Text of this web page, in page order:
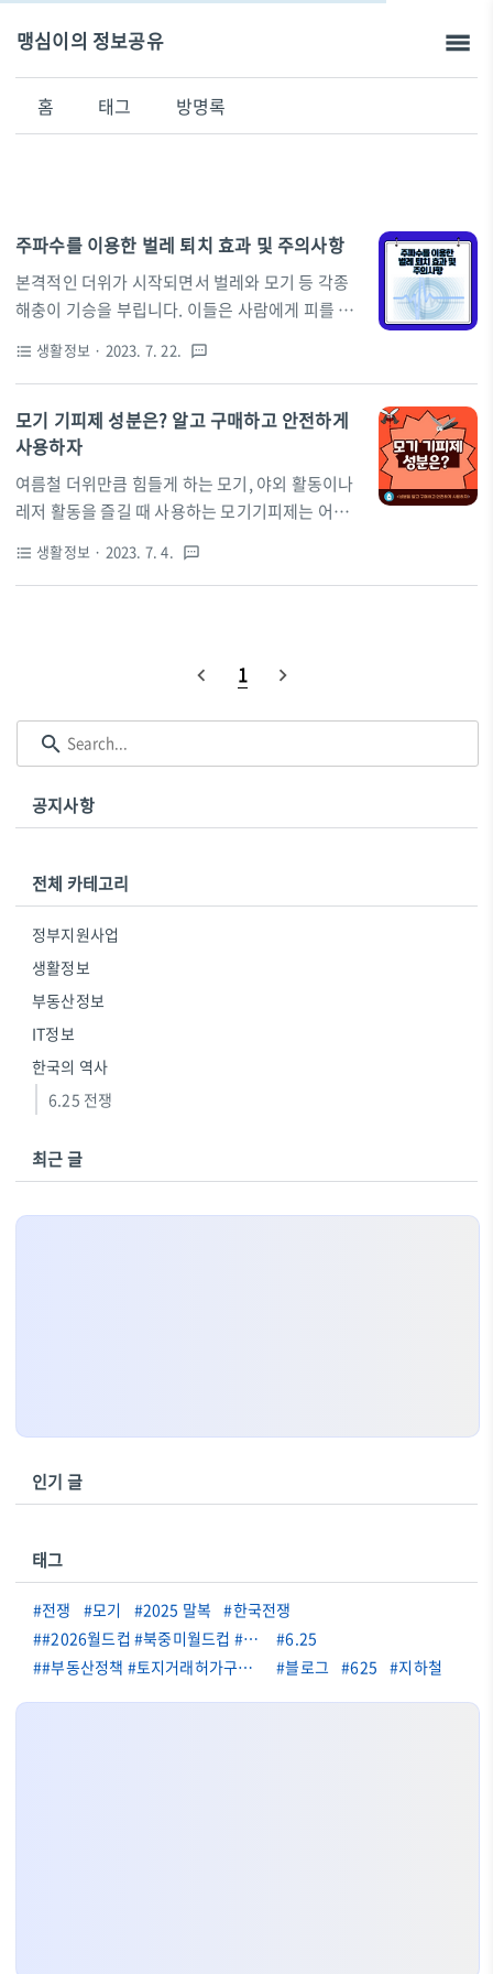
맹심이의 정보공유
홈 태그 방명록
주파수를 이용한 벌레 퇴치 효과 및 주의사항
본격적인 더위가 시작되면서 벌레와 모기 등 각종
해충이 기승을 부립니다. 이들은 사람에게 피를 빨
협하기도 합니다. 따라서 해충을 효과적으로 퇴치
하는 방법을 찾는 것은 여름철 필수입니다. 몸에 해
로운 스프레이나 향은 되도록 쓰지 않으려고 찾아
보니 주파수를 이용하면 벌레를 퇴치할 수 있다는
방법을 알게 되어 알아보았습니다. 주파수를 활용
한 벌레 퇴치의 원리 주파수를 활용한 벌레 퇴치는
되기 시작했으며, 1970년대부터는 상업적으로 판
매되기 시작 벌레가 특정 주파수를 싫어하는 성질
이 주파수는 벌레의 청각에 매우 민감하..
format_list_bulleted 생활정보 · 2023. 7. 22. textsms
모기 기피제 성분은? 알고 구매하고 안전하게
사용하자
여름철 더위만큼 힘들게 하는 모기, 야외 활동이나
레저 활동을 즐길 때 사용하는 모기기피제는 어떤
피제에는 어떤 성분이 있는지 알아보려고 합니다.
# 모기기피제는 무엇일까? 모기기피제는 말 그대
못하도록 막아주는 용도로 사용되고 있습니다. 의
이 있습니다. # 모기기피제 성분 모기 기피제 성분
은 크게 화학적 성분과 천연 성분으로 나뉩니다. 화
리딘, 피리트로이드, 이소프로필 메틸피라졸, 부틸
들은 모기와 진드기, 파리 등을 ..
format_list_bulleted 생활정보 · 2023. 7. 4. textsms
1
공지사항
전체 카테고리
정부지원사업
생활정보
부동산정보
IT정보
한국의 역사
6.25 전쟁
최근 글
인기 글
태그
#전쟁 #모기 #2025 말복
#한국전쟁
##2026월드컵 #북중미월드컵 #FIFA월드컵 #월드컵 #월드컵32강 #축구 #축구소식 #축구뉴스 #국가대표 #월드컵일정 #월드컵결과 #우승후보 #브라질 #아르헨티나 #프랑스 #잉글랜드 #일본축구 #캐나다 #스포츠 #축구팬
#6.25
##부동산정책 #토지거래허가구역 #동탄부동산 #기흥부동산 #구리부동산 #부동산규제 #2026부동산
#블로그 #625 #지하철